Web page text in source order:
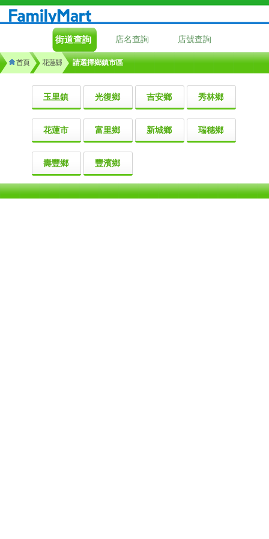
街道查詢 店名查詢 店號查詢
首頁 花蓮縣 請選擇鄉鎮市區
玉里鎮 光復鄉 吉安鄉 秀林鄉
花蓮市 富里鄉 新城鄉 瑞穗鄉
壽豐鄉 豐濱鄉